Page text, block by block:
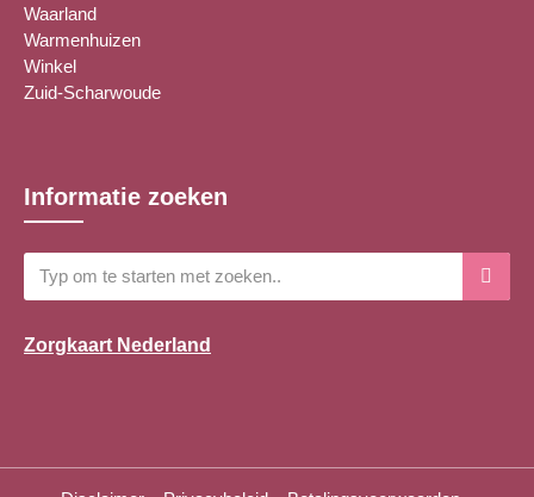
Waarland
Warmenhuizen
Winkel
Zuid-Scharwoude
Informatie zoeken
Zorgkaart Nederland